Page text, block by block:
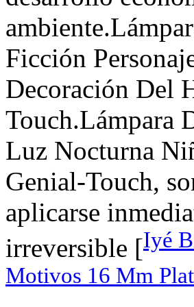
Ficción
Decoración Del
Touch.Lámpara
Luz Nocturna
Genial-Touch,
aplicarse
irreversible [Iyé
Motivos 16 Mm